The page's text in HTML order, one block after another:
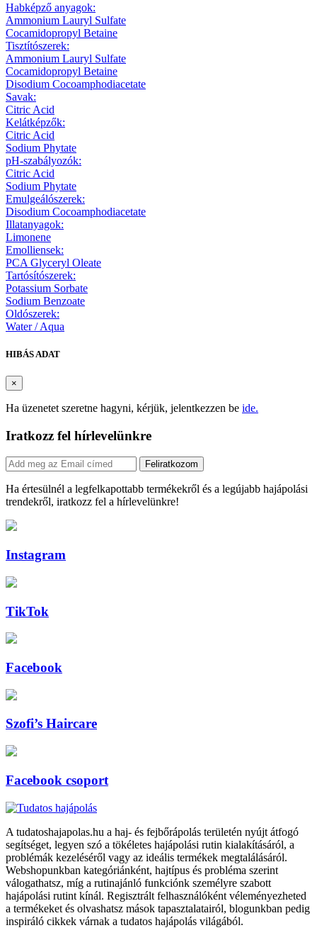
Habképző anyagok:
Ammonium Lauryl Sulfate
Cocamidopropyl Betaine
Tisztítószerek:
Ammonium Lauryl Sulfate
Cocamidopropyl Betaine
Disodium Cocoamphodiacetate
Savak:
Citric Acid
Kelátképzők:
Citric Acid
Sodium Phytate
pH-szabályozók:
Citric Acid
Sodium Phytate
Emulgeálószerek:
Disodium Cocoamphodiacetate
Illatanyagok:
Limonene
Emolliensek:
PCA Glyceryl Oleate
Tartósítószerek:
Potassium Sorbate
Sodium Benzoate
Oldószerek:
Water / Aqua
HIBÁS ADAT
×
Ha üzenetet szeretne hagyni, kérjük, jelentkezzen be ide.
Iratkozz fel hírlevelünkre
Feliratkozom
Ha értesülnél a legfelkapottabb termékekről és a legújabb hajápolási
trendekről, iratkozz fel a hírlevelünkre!
Instagram
TikTok
Facebook
Szofi’s Haircare
Facebook csoport
A tudatoshajapolas.hu a haj- és fejbőrápolás területén nyújt átfogó
segítséget, legyen szó a tökéletes hajápolási rutin kialakításáról, a
problémák kezeléséről vagy az ideális termékek megtalálásáról.
Webshopunkban kategóriánként, hajtípus és probléma szerint
válogathatsz, míg a rutinajánló funkciónk személyre szabott
hajápolási rutint kínál. Regisztrált felhasználóként véleményezheted
a termékeket és olvashatsz mások tapasztalatairól, blogunkban pedig
inspiráló cikkek várnak a tudatos hajápolás világából.